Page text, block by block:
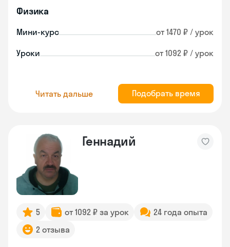
Физика
Мини-курс от 1470 ₽ / урок
Уроки от 1092 ₽ / урок
Читать дальше Подобрать время
Геннадий
5 от 1092 ₽ за урок
24 года опыта
2 отзыва